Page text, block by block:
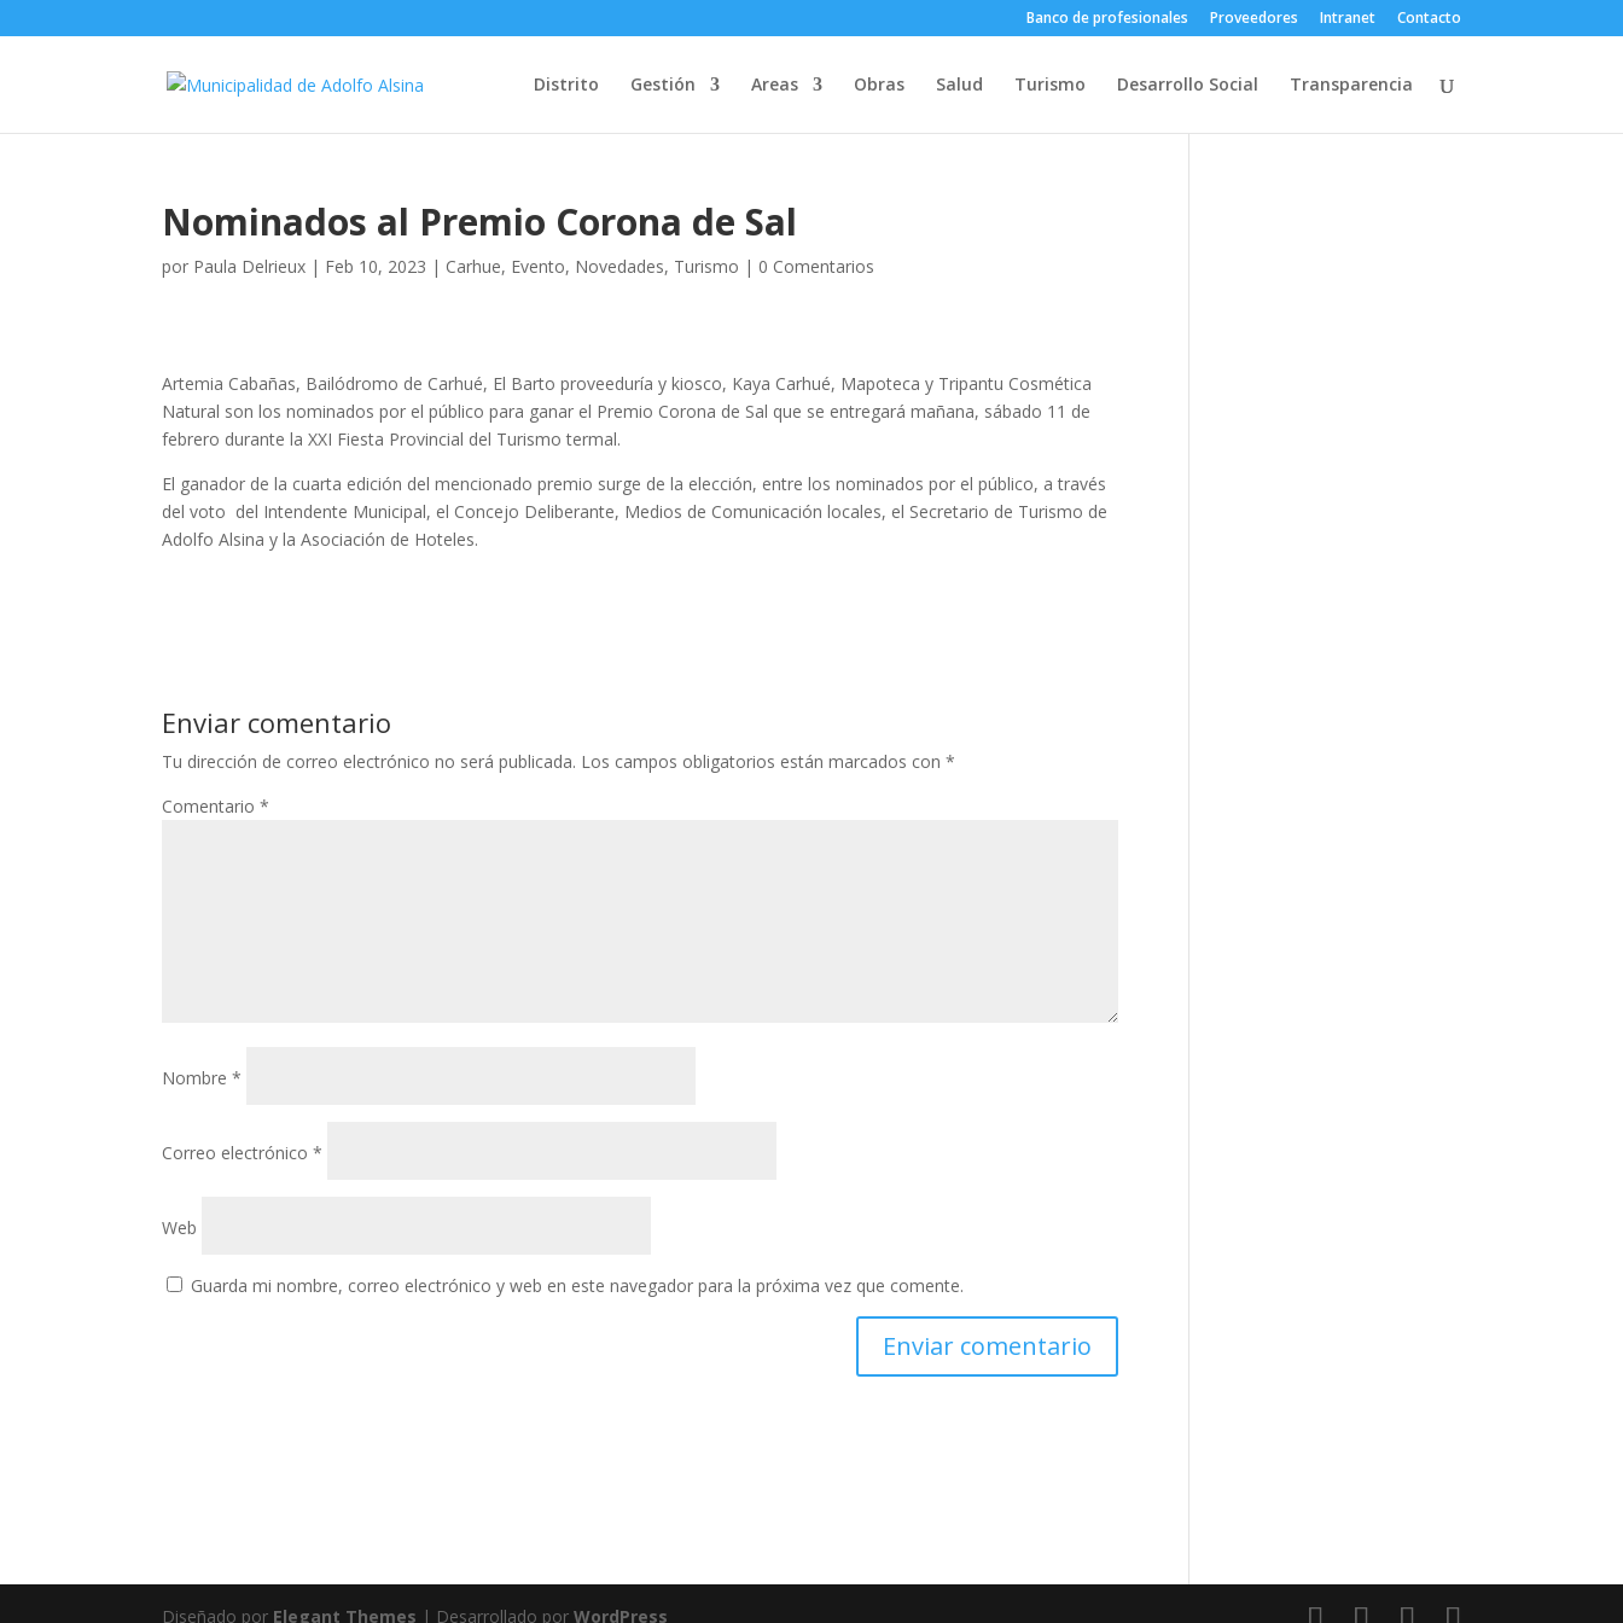
Banco de profesionales Proveedores Intranet Contacto
Distrito Gestión Areas Obras Salud Turismo Desarrollo Social Transparencia
Nominados al Premio Corona de Sal
por Paula Delrieux | Feb 10, 2023 | Carhue, Evento, Novedades, Turismo | 0 Comentarios
Artemia Cabañas, Bailódromo de Carhué, El Barto proveeduría y kiosco, Kaya Carhué, Mapoteca y Tripantu Cosmética
Natural son los nominados por el público para ganar el Premio Corona de Sal que se entregará mañana, sábado 11 de
febrero durante la XXI Fiesta Provincial del Turismo termal.
El ganador de la cuarta edición del mencionado premio surge de la elección, entre los nominados por el público, a través
del voto del Intendente Municipal, el Concejo Deliberante, Medios de Comunicación locales, el Secretario de Turismo de
Adolfo Alsina y la Asociación de Hoteles.
Enviar comentario
Tu dirección de correo electrónico no será publicada. Los campos obligatorios están marcados con*
Comentario*
Nombre*
Correo electrónico*
Web
Guarda mi nombre, correo electrónico y web en este navegador para la próxima vez que comente.
Diseñado por Elegant Themes | Desarrollado porWordPress